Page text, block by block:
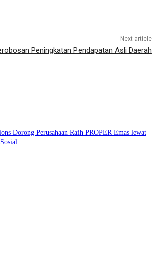
Next article
Peningkatan Pendapatan Asli Daerah
Dorong Perusahaan Raih PROPER Emas lewat